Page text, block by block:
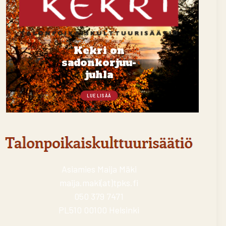
Kekri on
sadonkorjuu-
juhla
LUE LISÄÄ
Asiamies Maija Mäki
maija.maki(at)tpks.fi
050 379 7471
PL510 00100 Helsinki